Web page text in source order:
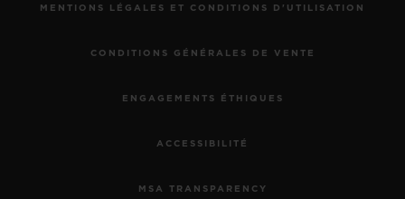
MENTIONS LÉGALES ET CONDITIONS D'UTILISATION
CONDITIONS GÉNÉRALES DE VENTE
ENGAGEMENTS ÉTHIQUES
ACCESSIBILITÉ
MSA TRANSPARENCY